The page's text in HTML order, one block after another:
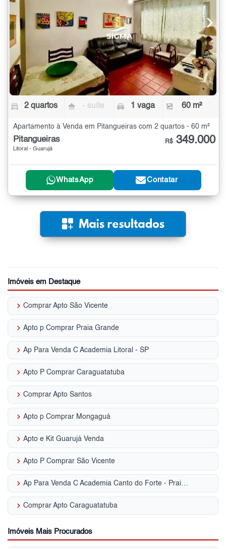
2 quartos - suíte 1 vaga 60 m²
Apartamento à Venda em Pitangueiras com 2 quartos - 60 m²
Pitangueiras
Litoral - Guarujá
R$ 349.000
WhatsApp Contatar
Imóveis em Destaque
keyboard_arrow_right Comprar Apto São Vicente
keyboard_arrow_right Apto p Comprar Praia Grande
keyboard_arrow_right Ap Para Venda C Academia Litoral - SP
keyboard_arrow_right Apto P Comprar Caraguatatuba
keyboard_arrow_right Comprar Apto Santos
keyboard_arrow_right Apto p Comprar Mongaguá
keyboard_arrow_right Apto e Kit Guarujá Venda
keyboard_arrow_right Apto P Comprar São Vicente
keyboard_arrow_right Ap Para Venda C Academia Canto do Forte - Praia Grande, SP
keyboard_arrow_right Comprar Apto Caraguatatuba
Imóveis Mais Procurados